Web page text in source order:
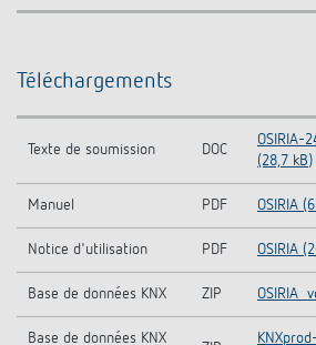
Téléchargements
Texte de soumission DOC
OSIRIA-
(28,7 kB)
Manuel PDF OSIRIA
Notice d'utilisation PDF OSIRIA
Base de données KNX ZIP
Base de données KNX